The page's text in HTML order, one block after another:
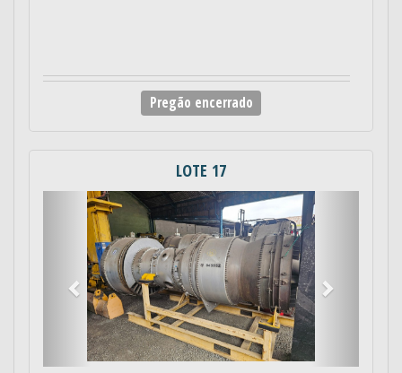
Pregão encerrado
LOTE 17
Anterior